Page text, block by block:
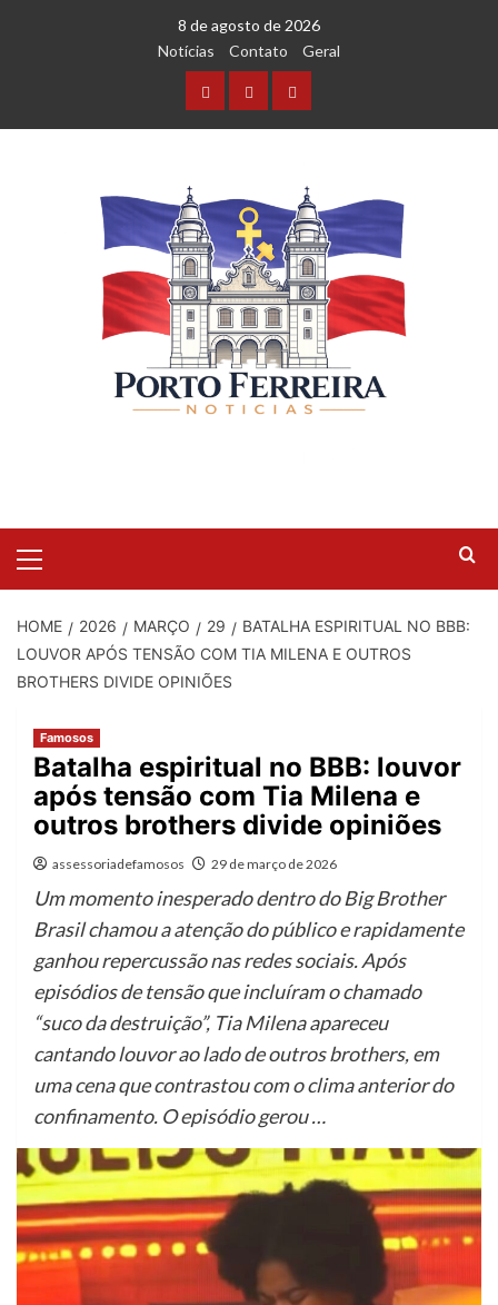
8 de agosto de 2026
Notícias
Contato Geral
HOME 2026 MARÇO 29
BATALHA ESPIRITUAL NO BBB:
LOUVOR APÓS TENSÃO COM TIA MILENA E OUTROS
BROTHERS DIVIDE OPINIÕES
Famosos
Batalha espiritual no BBB: louvor
após tensão com Tia Milena e
outros brothers divide opiniões
assessoriadefamosos 29 de março de 2026
Um momento inesperado dentro do Big Brother
Brasil chamou a atenção do público e rapidamente
ganhou repercussão nas redes sociais. Após
episódios de tensão que incluíram o chamado
“suco da destruição”, Tia Milena apareceu
cantando louvor ao lado de outros brothers, em
uma cena que contrastou com o clima anterior do
confinamento. O episódio gerou …